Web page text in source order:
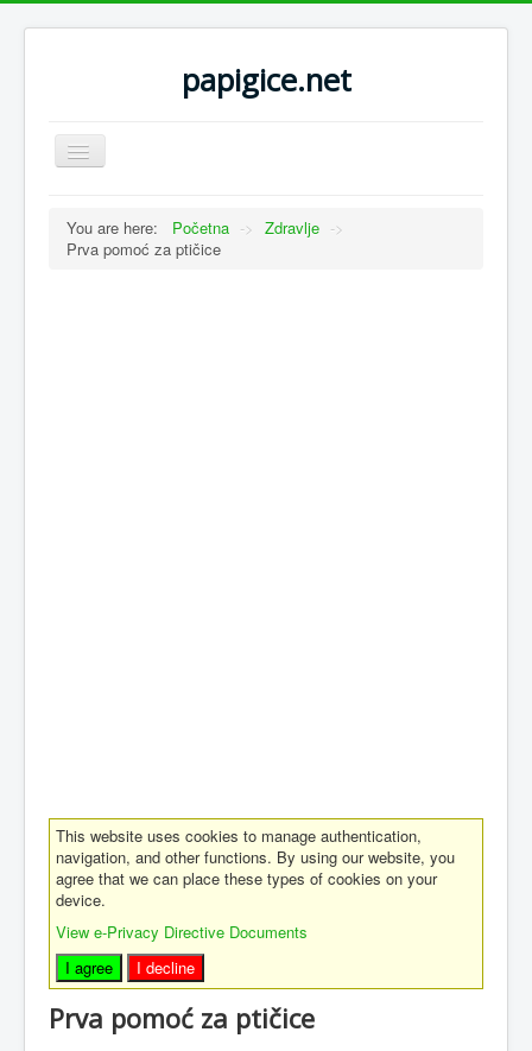
papigice.net
Toggle
Navigation
You are here: Početna -> Zdravlje ->
Prva pomoć za ptičice
This website uses cookies to manage authentication,
navigation, and other functions. By using our website, you
agree that we can place these types of cookies on your
device.
View e-Privacy Directive Documents
I agree
I decline
Prva pomoć za ptičice